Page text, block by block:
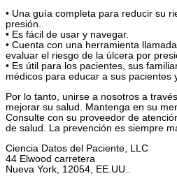
• Una guía completa para reducir su
presión.
• Es fácil de usar y navegar.
• Cuenta con una herramienta
evaluar el riesgo de la úlcera por
• Es útil para los pacientes, sus
médicos para educar a sus pacientes
Por lo tanto, unirse a nosotros a
mejorar su salud. Mantenga en su
Consulte con su proveedor de
de salud. La prevención es siempre
Ciencia Datos del Paciente, LLC
44 Elwood carretera
Nueva York, 12054, EE.UU..